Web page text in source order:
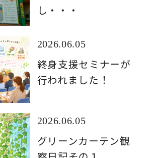
し・・・
2026.06.05
終身支援セミナーが
行われました！
2026.06.05
グリーンカーテン観